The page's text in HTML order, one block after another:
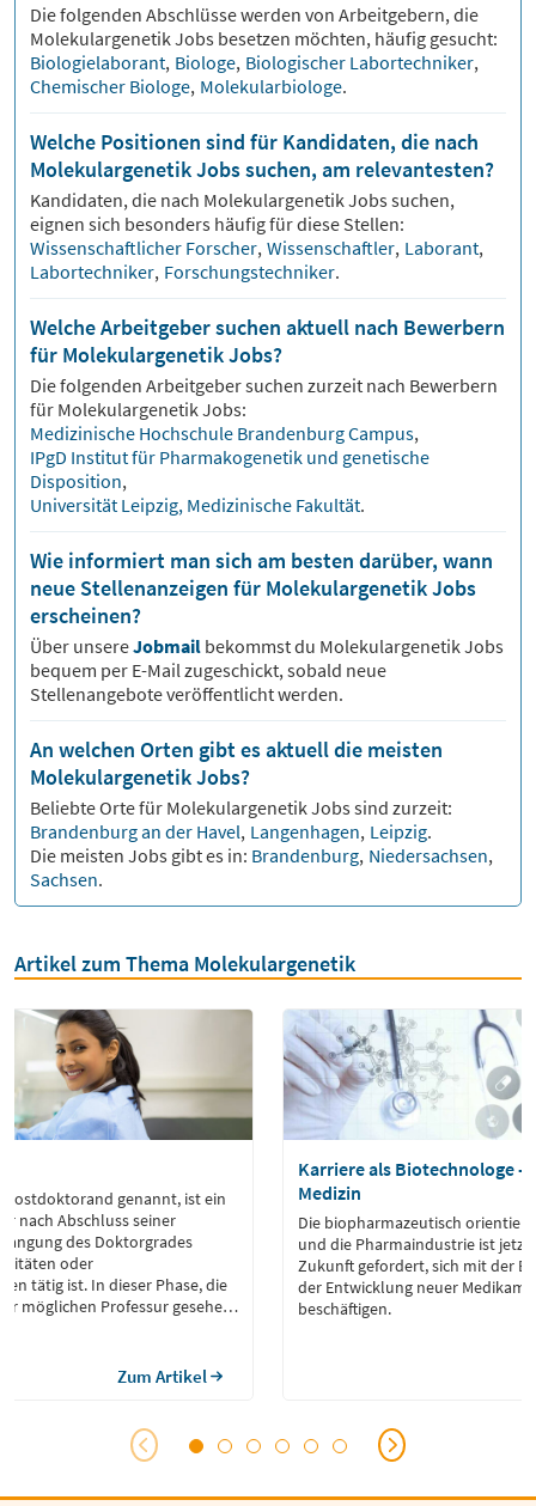
Die folgenden Abschlüsse werden von Arbeitgebern, die
Molekulargenetik Jobs besetzen möchten, häufig gesucht:
Biologielaborant, Biologe, Biologischer Labortechniker,
Chemischer Biologe, Molekularbiologe.
Welche Positionen sind für Kandidaten, die nach
Molekulargenetik Jobs suchen, am relevantesten?
Kandidaten, die nach Molekulargenetik Jobs suchen,
eignen sich besonders häufig für diese Stellen:
Wissenschaftlicher Forscher, Wissenschaftler, Laborant,
Labortechniker, Forschungstechniker.
Welche Arbeitgeber suchen aktuell nach Bewerbern
für Molekulargenetik Jobs?
Die folgenden Arbeitgeber suchen zurzeit nach Bewerbern
für Molekulargenetik Jobs:
Medizinische Hochschule Brandenburg Campus,
IPgD Institut für Pharmakogenetik und genetische
Disposition,
Universität Leipzig, Medizinische Fakultät.
Wie informiert man sich am besten darüber, wann
neue Stellenanzeigen für Molekulargenetik Jobs
erscheinen?
Über unsereJobmail bekommst du Molekulargenetik Jobs
bequem per E-Mail zugeschickt, sobald neue
Stellenangebote veröffentlicht werden.
An welchen Orten gibt es aktuell die meisten
Molekulargenetik Jobs?
Beliebte Orte für Molekulargenetik Jobs sind zurzeit:
Brandenburg an der Havel, Langenhagen, Leipzig.
Die meisten Jobs gibt es in: Brandenburg, Niedersachsen,
Sachsen.
Artikel zum Thema Molekulargenetik
Postdoktorand genannt, ist ein
nach Abschluss seiner
des Doktorgrades
oder
tätig ist. In dieser Phase, die
möglichen Professur gesehen
Begriff stammt aus dem
Zum Artikel
Karriere als Biotechnologe –
Medizin
Die biopharmazeutisch
und die Pharmaindustrie ist jetzt
Zukunft gefordert, sich mit der
der Entwicklung neuer
beschäftigen.